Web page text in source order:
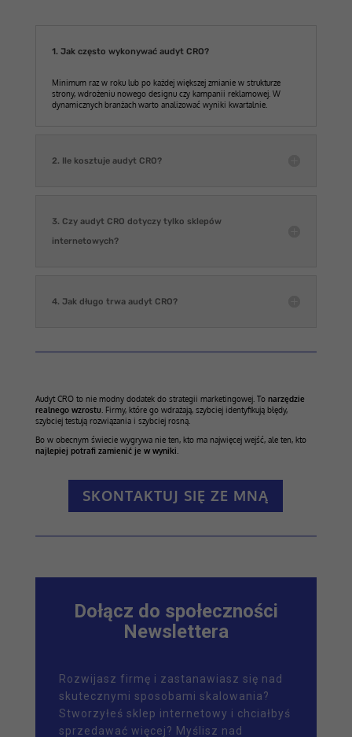
1. Jak często wykonywać audyt CRO?
Minimum raz w roku lub po każdej większej zmianie w strukturze
strony, wdrożeniu nowego designu czy kampanii reklamowej. W
dynamicznych branżach warto analizować wyniki kwartalnie.
2. Ile kosztuje audyt CRO?
3. Czy audyt CRO dotyczy tylko sklepów
internetowych?
4. Jak długo trwa audyt CRO?
Audyt CRO to nie modny dodatek do strategii marketingowej. To narzędzie
realnego wzrostu . Firmy, które go wdrażają, szybciej identyfikują błędy,
szybciej testują rozwiązania i szybciej rosną.
Bo w obecnym świecie wygrywa nie ten, kto ma najwięcej wejść, ale ten, kto
najlepiej potrafi zamienić je w wyniki
SKONTAKTUJ SIĘ ZE MNĄ
Dołącz do społeczności
Newslettera
Rozwijasz firmę i zastanawiasz się nad
skutecznymi sposobami skalowania?
Stworzyłeś sklep internetowy i chciałbyś
sprzedawać więcej? Myślisz nad